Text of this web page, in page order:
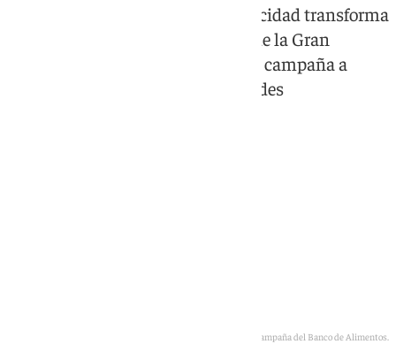
Un grupo de estudiantes de Publicidad transforma
un trabajo de clase en la imagen de la Gran
Recogida de Primavera y acerca la campaña a
miles de jóvenes a través de las redes
Algunas de las participantes en la campaña del Banco de Alimentos.